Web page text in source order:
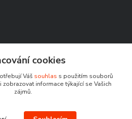
cookies
Váš souhlas s použitím souborů
informace týkající se Vašich
zájmů.